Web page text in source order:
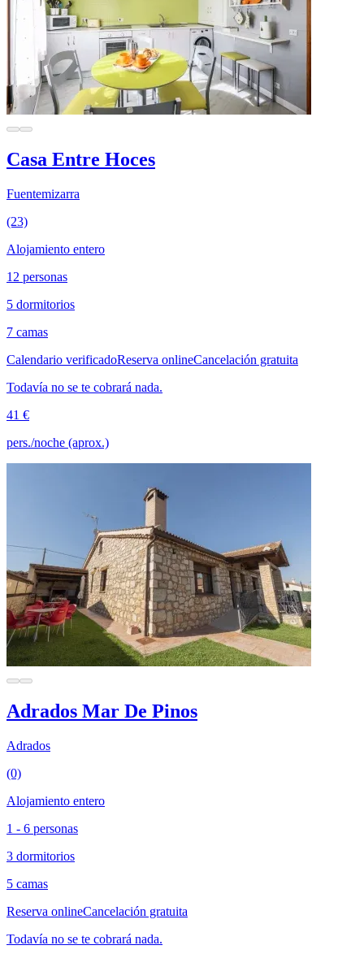
Casa Entre Hoces
Fuentemizarra
(23)
Alojamiento entero
12 personas
5 dormitorios
7 camas
Calendario verificadoReserva onlineCancelación gratuita
Todavía no se te cobrará nada.
41 €
pers./noche (aprox.)
Adrados Mar De Pinos
Adrados
(0)
Alojamiento entero
1 - 6 personas
3 dormitorios
5 camas
Reserva onlineCancelación gratuita
Todavía no se te cobrará nada.